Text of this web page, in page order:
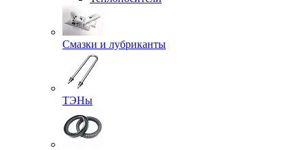
Смазки и лубриканты
ТЭНы